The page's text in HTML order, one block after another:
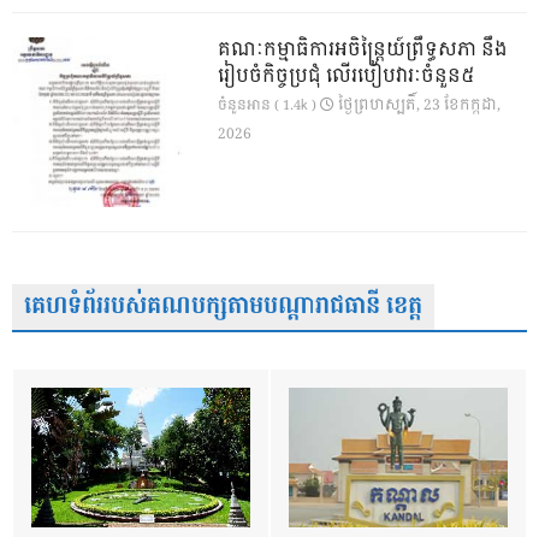
គណៈកម្មាធិការអចិន្ត្រៃយ៍ព្រឹទ្ធសភា នឹង
រៀបចំកិច្ចប្រជុំ លើរបៀបវារៈចំនួន៥
ចំនួនអាន ( 1.4k )
ថ្ងៃ​ព្រហស្បតិ៍, 23 ខែ​កក្កដា,
2026
គេហទំព័ររបស់គណបក្សតាមបណ្តារាជធានី ខេត្ត